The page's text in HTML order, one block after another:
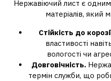
Нержавіючий лист є одним
матеріалів, який
Стійкість до
властивості
вологості чи
Довговічність.
термін служби, що